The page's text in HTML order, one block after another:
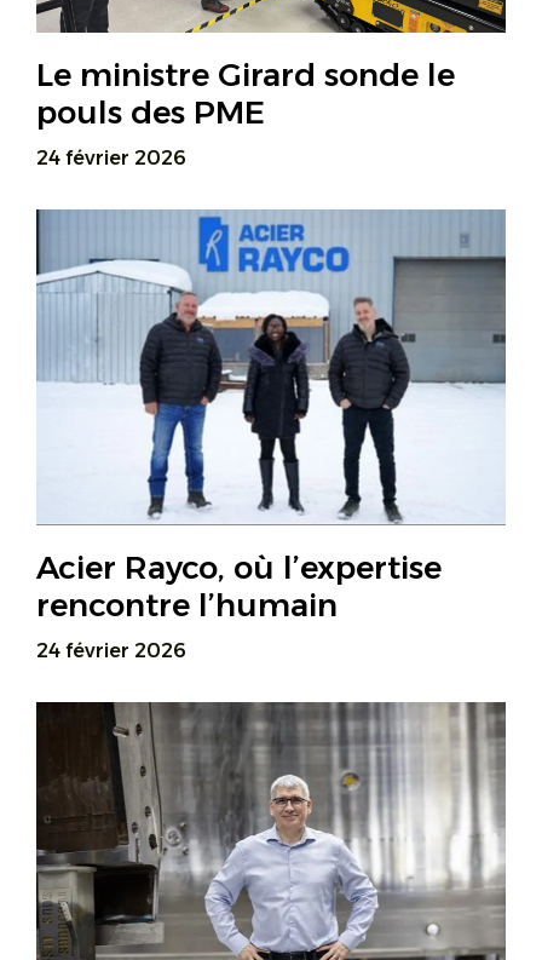
Le ministre Girard sonde le
pouls des PME
24 février 2026
Acier Rayco, où l’expertise
rencontre l’humain
24 février 2026